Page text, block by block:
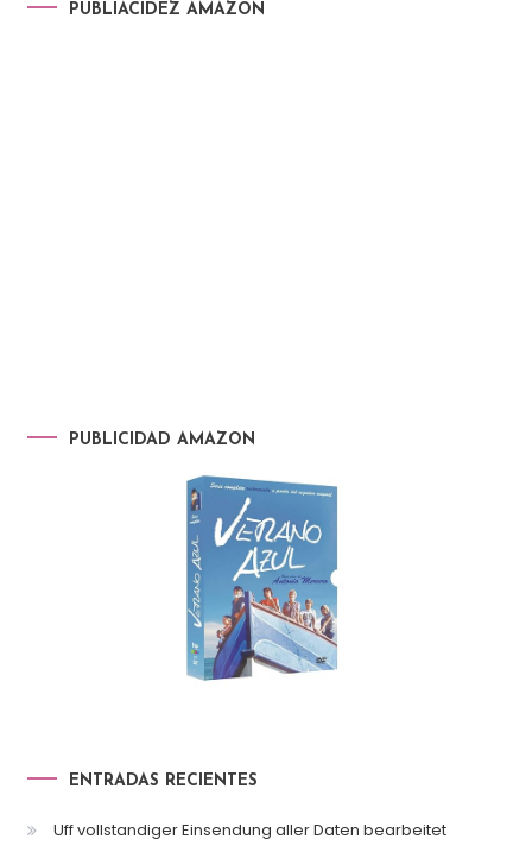
PUBLIACIDEZ AMAZON
PUBLICIDAD AMAZON
ENTRADAS RECIENTES
Uff vollstandiger Einsendung aller Daten bearbeitet